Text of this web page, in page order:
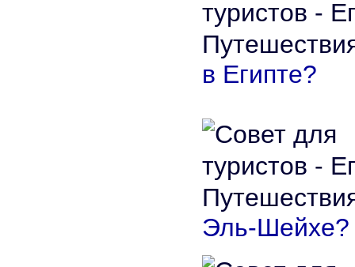
в Египте?
Эль-Шейхе?